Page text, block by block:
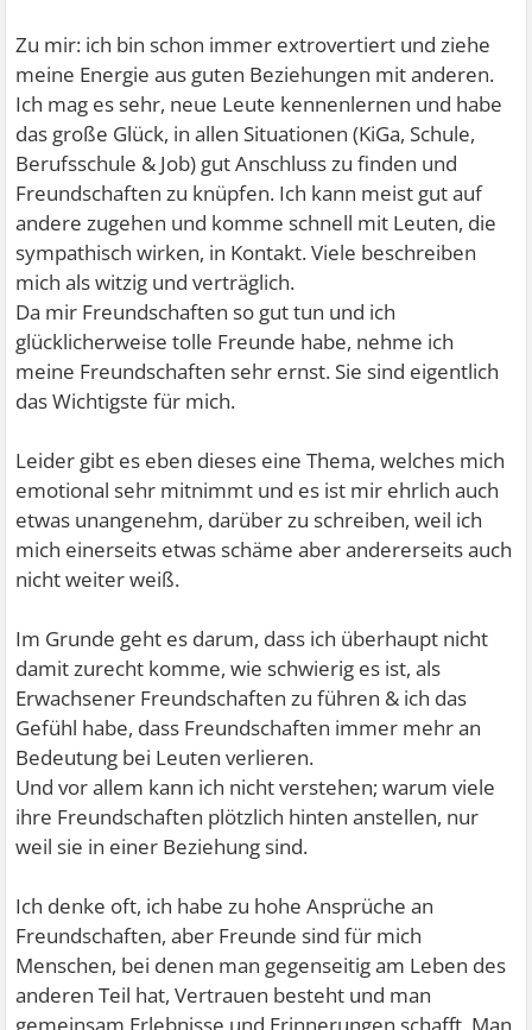
Zu mir: ich bin schon immer extrovertiert und ziehe
meine Energie aus guten Beziehungen mit anderen.
Ich mag es sehr, neue Leute kennenlernen und habe
das große Glück, in allen Situationen (KiGa, Schule,
Berufsschule & Job) gut Anschluss zu finden und
Freundschaften zu knüpfen. Ich kann meist gut auf
andere zugehen und komme schnell mit Leuten, die
sympathisch wirken, in Kontakt. Viele beschreiben
mich als witzig und verträglich.
Da mir Freundschaften so gut tun und ich
glücklicherweise tolle Freunde habe, nehme ich
meine Freundschaften sehr ernst. Sie sind eigentlich
das Wichtigste für mich.
Leider gibt es eben dieses eine Thema, welches mich
emotional sehr mitnimmt und es ist mir ehrlich auch
etwas unangenehm, darüber zu schreiben, weil ich
mich einerseits etwas schäme aber andererseits auch
nicht weiter weiß.
Im Grunde geht es darum, dass ich überhaupt nicht
damit zurecht komme, wie schwierig es ist, als
Erwachsener Freundschaften zu führen & ich das
Gefühl habe, dass Freundschaften immer mehr an
Bedeutung bei Leuten verlieren.
Und vor allem kann ich nicht verstehen; warum viele
ihre Freundschaften plötzlich hinten anstellen, nur
weil sie in einer Beziehung sind.
Ich denke oft, ich habe zu hohe Ansprüche an
Freundschaften, aber Freunde sind für mich
Menschen, bei denen man gegenseitig am Leben des
anderen Teil hat, Vertrauen besteht und man